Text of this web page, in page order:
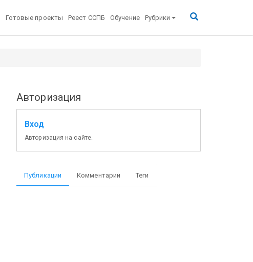
Готовые проекты Реест ССПБ Обучение Рубрики
Авторизация
Вход
Авторизация на сайте.
Публикации Комментарии Теги